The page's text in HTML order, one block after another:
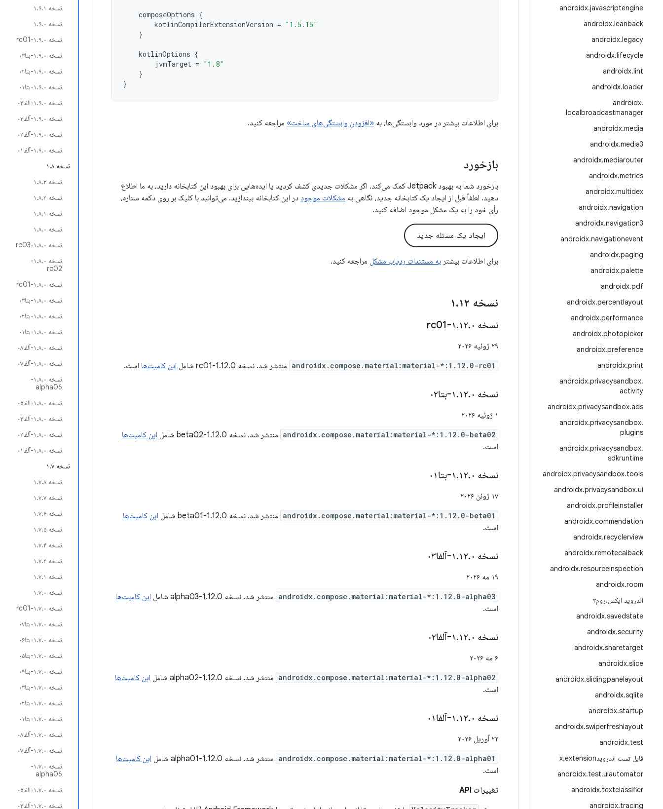
androidx.javascriptengine
androidx.leanback
androidx.legacy
androidx.lifecycle
androidx.lint
androidx.loader
androidx.
localbroadcastmanager
androidx.media
androidx.media3
androidx.mediarouter
androidx.metrics
androidx.multidex
androidx.navigation
androidx.navigation3
androidx.navigationevent
androidx.paging
androidx.palette
androidx.pdf
androidx.percentlayout
androidx.performance
androidx.photopicker
androidx.preference
androidx.print
androidx.privacysandbox.
activity
androidx.privacysandbox.ads
androidx.privacysandbox.
plugins
androidx.privacysandbox.
sdkruntime
androidx.privacysandbox.tools
androidx.privacysandbox.ui
androidx.profileinstaller
androidx.commendation
androidx.recyclerview
androidx.remotecalback
androidx.resourceinspection
androidx.room
اندروید ایکس.روم۳
androidx.savedstate
androidx.security
androidx.sharetarget
androidx.slice
androidx.slidingpanelayout
androidx.sqlite
androidx.startup
androidx.swiperfreshlayout
androidx.test
فایل تست اندرویدx
.extension
androidx.test.uiautomator
androidx.textclassifier
androidx.tracing
نسخه ۱.۹.۱
نسخه ۱.۹.۰
نسخه ۱.۹.۰-rc01
نسخه ۱.۹.۰-بتا۰۳
نسخه ۱.۹.۰-بتا۰۲
نسخه ۱.۹.۰-بتا۰۱
نسخه ۱.۹.۰-آلفا۰۴
نسخه ۱.۹.۰-آلفا۰۳
نسخه ۱.۹.۰-آلفا۰۲
نسخه ۱.۹.۰-آلفا۰۱
نسخه ۱.۸
نسخه ۱.۸.۳
نسخه ۱.۸.۲
نسخه ۱.۸.۱
نسخه ۱.۸.۰
نسخه ۱.۸.۰-rc03
نسخه ۱.۸.۰-
rc02
نسخه ۱.۸.۰-rc01
نسخه ۱.۸.۰-بتا۰۳
نسخه ۱.۸.۰-بتا۰۲
نسخه ۱.۸.۰-بتا۰۱
نسخه ۱.۸.۰-آلفا۰۸
نسخه ۱.۸.۰-آلفا۰۷
نسخه ۱.۸.۰-
alpha06
نسخه ۱.۸.۰-آلفا۰۵
نسخه ۱.۸.۰-آلفا۰۴
نسخه ۱.۸.۰-آلفا۰۲
نسخه ۱.۸.۰-آلفا۰۱
نسخه ۱.۷
نسخه ۱.۷.۸
نسخه ۱.۷.۷
نسخه ۱.۷.۶
نسخه ۱.۷.۵
نسخه ۱.۷.۴
نسخه ۱.۷.۲
نسخه ۱.۷.۱
نسخه ۱.۷.۰
نسخه ۱.۷.۰-rc01
نسخه ۱.۷.۰-بتا۰۷
نسخه ۱.۷.۰-بتا۰۶
نسخه ۱.۷.۰-بتا۰۵
نسخه ۱.۷.۰-بتا۰۴
نسخه ۱.۷.۰-بتا۰۳
نسخه ۱.۷.۰-بتا۰۲
نسخه ۱.۷.۰-بتا۰۱
نسخه ۱.۷.۰-آلفا۰۸
نسخه ۱.۷.۰-آلفا۰۷
نسخه ۱.۷.۰-
alpha06
نسخه ۱.۷.۰-آلفا۰۵
نسخه ۱.۷.۰-آلفا۰۴
composeOptions {
kotlinCompilerExtensionVersion = "1.5.15"
}
kotlinOptions {
jvmTarget = "1.8"
}
}
برای اطلاعات بیشتر در مورد وابستگی‌ها، به «افزودن وابستگی‌های ساخت» مراجعه کنید.
بازخورد
بازخورد شما به بهبود Jetpack کمک می‌کند. اگر مشکلات جدیدی کشف کردید یا ایده‌هایی برای بهبود این کتابخانه دارید، به ما اطلاع
دهید. لطفاً قبل از ایجاد یک کتابخانه جدید، نگاهی به مشکلات موجود در این کتابخانه بیندازید. می‌توانید با کلیک بر روی دکمه ستاره،
رأی خود را به یک مشکل موجود اضافه کنید.
ایجاد یک مسئله جدید
برای اطلاعات بیشتر به مستندات ردیاب مشکل مراجعه کنید.
نسخه ۱ .۱۲
نسخه ۱ .۱۲.۰-rc01
۲۹ ژوئیه ۲۰۲۶
androidx.compose.material:material-*:1.12.0-rc01 منتشر شد. نسخه 1.12.0-rc01 شامل این کامیت‌ها است.
نسخه ۱ .۱۲.۰-بتا۰۲
۱ ژوئیه ۲۰۲۶
androidx.compose.material:material-*:1.12.0-beta02 منتشر شد. نسخه 1.12.0-beta02 شامل
این کامیت‌ها
است.
نسخه ۱ .۱۲.۰-بتا۰۱
۱۷ ژوئن ۲۰۲۶
androidx.compose.material:material-*:1.12.0-beta01 منتشر شد. نسخه 1.12.0-beta01 شامل
این کامیت‌ها
است.
نسخه ۱ .۱۲.۰-آلفا۰۳
۱۹ مه ۲۰۲۶
androidx.compose.material:material-*:1.12.0-alpha03 منتشر شد. نسخه 1.12.0-alpha03 شامل
این کامیت‌ها
است.
نسخه ۱ .۱۲.۰-آلفا۰۲
۶ مه ۲۰۲۶
androidx.compose.material:material-*:1.12.0-alpha02 منتشر شد. نسخه 1.12.0-alpha02 شامل
این کامیت‌ها
است.
نسخه ۱ .۱۲.۰-آلفا۰۱
۲۲ آوریل ۲۰۲۶
androidx.compose.material:material-*:1.12.0-alpha01 منتشر شد. نسخه 1.12.0-alpha01 شامل
این کامیت‌ها
است.
تغییرات API